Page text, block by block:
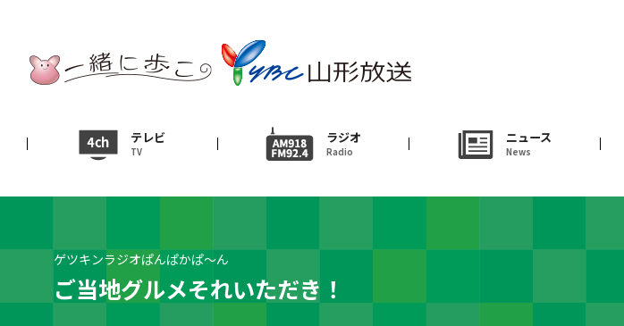
テレビ
TV
ラジオ
Radio
ニュース
News
テレビ
ニュース
News
イベント
ＹＢＣオンデマンド
ゲツキンラジオぱんぱかぱ～ん
ご当地グルメそれいただき！